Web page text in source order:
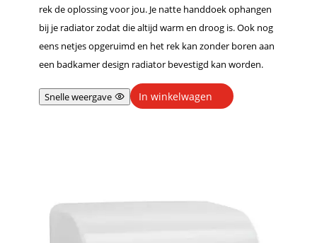
rek de oplossing voor jou. Je natte handdoek ophangen
bij je radiator zodat die altijd warm en droog is. Ook nog
eens netjes opgeruimd en het rek kan zonder boren aan
een badkamer design radiator bevestigd kan worden.
Snelle weergave In winkelwagen